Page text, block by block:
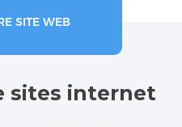
SITE WEB
sites internet